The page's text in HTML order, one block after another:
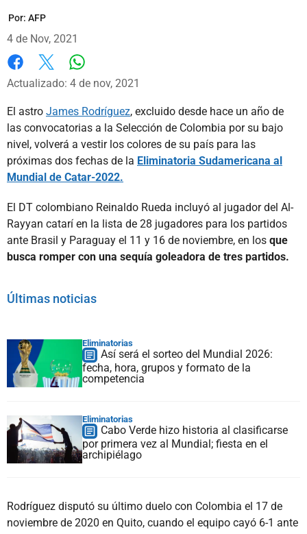
Por: AFP
4 de Nov, 2021
Facebook
X
Actualizado: 4 de nov, 2021
El astro James Rodríguez, excluido desde hace un año de
las convocatorias a la Selección de Colombia por su bajo
nivel, volverá a vestir los colores de su país para las
próximas dos fechas de la Eliminatoria Sudamericana al
Mundial de Catar-2022.
El DT colombiano Reinaldo Rueda incluyó al jugador del Al-
Rayyan catarí en la lista de 28 jugadores para los partidos
ante Brasil y Paraguay el 11 y 16 de noviembre, en los que
busca romper con una sequía goleadora de tres partidos.
Últimas noticias
Eliminatorias
Así será el sorteo del Mundial 2026:
fecha, hora, grupos y formato de la
competencia
Eliminatorias
Cabo Verde hizo historia al clasificarse
por primera vez al Mundial; fiesta en el
archipiélago
Rodríguez disputó su último duelo con Colombia el 17 de
noviembre de 2020 en Quito, cuando el equipo cayó 6-1 ante